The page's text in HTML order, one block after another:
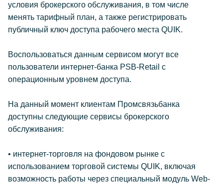
условия брокерского обслуживания, в том числе
менять тарифный план, а также регистрировать
публичный ключ доступа рабочего места QUIK.
Воспользоваться данным сервисом могут все
пользователи интернет-банка PSB-Retail с
операционным уровнем доступа.
На данный момент клиентам Промсвязьбанка
доступны следующие сервисы брокерского
обслуживания:
• интернет-торговля на фондовом рынке с
использованием торговой системы QUIK, включая
возможность работы через специальный модуль Web-